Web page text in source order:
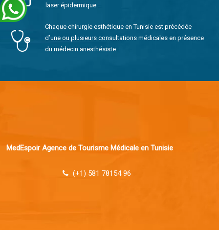
laser épidermique.
Chaque chirurgie esthétique en Tunisie est précédée
d’une ou plusieurs consultations médicales en présence
du médecin anesthésiste.
MedEspoir Agence de Tourisme Médicale en Tunisie
(+1) 581 78154 96